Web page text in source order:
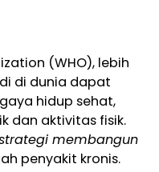
(WHO), lebih
di dunia dapat
hidup sehat,
dan aktivitas fisik.
membangun
penyakit kronis.